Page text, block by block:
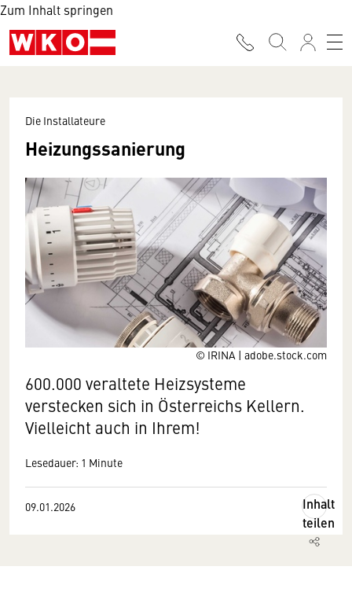
Zum Inhalt springen
© IRINA | adobe.stock.com
Die Installateure
Heizungssanierung
600.000 veraltete Heizsysteme
verstecken sich in Österreichs Kellern.
Vielleicht auch in Ihrem!
Lesedauer: 1 Minute
09.01.2026
Inhalt
teilen